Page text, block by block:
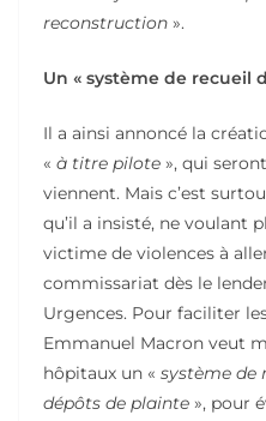
reconstruction ».
Un « système de recueil
Il a ainsi annoncé la
« à titre pilote », qui
viennent. Mais c’est
qu’il a insisté, ne voulant
victime de violences à
commissariat dès le
Urgences. Pour faciliter
Emmanuel Macron veut
hôpitaux un « système de
dépôts de plainte », pour